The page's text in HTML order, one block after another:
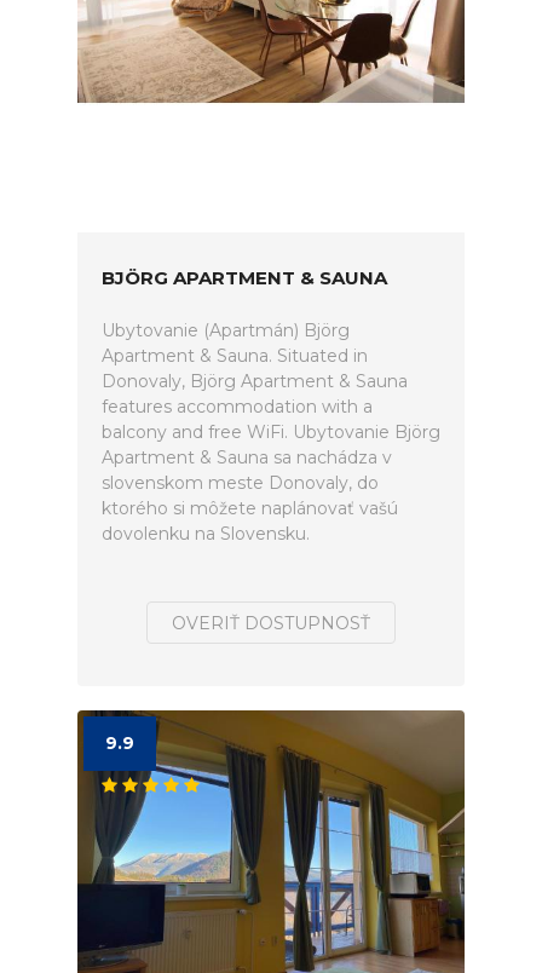
BJÖRG APARTMENT & SAUNA
Ubytovanie (Apartmán) Björg
Apartment & Sauna. Situated in
Donovaly, Björg Apartment & Sauna
features accommodation with a
balcony and free WiFi. Ubytovanie Björg
Apartment & Sauna sa nachádza v
slovenskom meste Donovaly, do
ktorého si môžete naplánovať vašú
dovolenku na Slovensku.
OVERIŤ DOSTUPNOSŤ
9.9